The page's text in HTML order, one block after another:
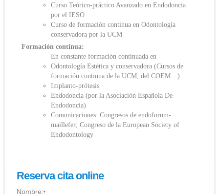
Curso Teórico-práctico Avanzado en Endodoncia
por el IESO
Curso de formación continua en Odontología
conservadora por la UCM
Formación continua:
En constante formación continuada en
Odontología Estética y conservadora (Cursos de
formación continua de la UCM, del COEM…)
Implanto-prótesis
Endodoncia (por la Asociación Española De
Endodoncia)
Comunicaciones: Congresos de endoforum-
maillefer; Congreso de la European Society of
Endodontology
Reserva cita online
Nombre:*